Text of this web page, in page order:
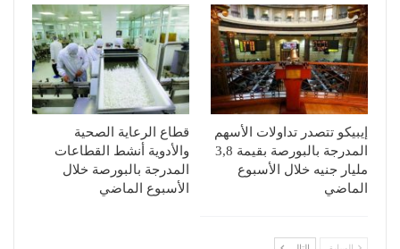
إيبيكو تتصدر تداولات الأسهم
المدرجة بالبورصة بقيمة 3,8
مليار جنيه خلال الأسبوع
الماضي
قطاع الرعاية الصحية
والأدوية أنشط القطاعات
المدرجة بالبورصة خلال
الأسبوع الماضي